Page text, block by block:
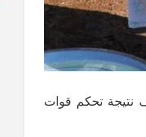
نتيجة تحكم قوات